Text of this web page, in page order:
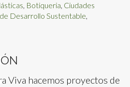
, Botiqueria, Ciudades
Desarrollo Sustentable,
Viva hacemos proyectos de